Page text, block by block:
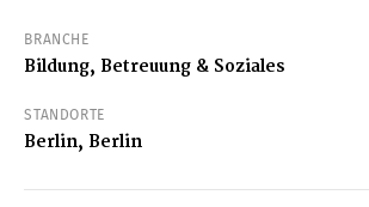
BRANCHE
Bildung, Betreuung & Soziales
STANDORTE
Berlin, Berlin